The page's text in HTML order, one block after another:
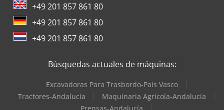
+49 201 857 861 80
+49 201 857 861 80
+49 201 857 861 80
Búsquedas actuales de máquinas:
Excavadoras Para Trasbordo-País Vasco
Tractores-Andalucía
Maquinaria Agrícola-Andalucía